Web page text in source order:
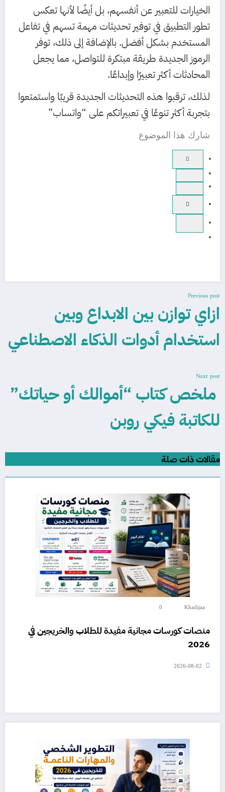
الخيارات للتعبير عن أنفسهم، بل أيضًا لأنها تعكس
تطور التطبيق في توفير تحديثات مهمة تسهم في تفاعل
المستخدم بشكل أفضل. بالإضافة إلى ذلك، توفر
الرموز الجديدة طريقة مبتكرة للتواصل، مما يجعل
المحادثات أكثر تعبيرًا وإبداعًا.
لذلك، ترقبوا هذه التحديثات الجديدة قريبًا واستمتعوا
بتجربة أكثر تنوعًا في تعبيراتكم على “واتساب”
شارك هذا الموضوع
Previous post
ازاي توازن بين الابداع وبين
استخدام أدوات الذكاء الاصطناعي
Next post
ملخص كتاب “أموالك أو حياتك”
للكاتبة فيكي روبن
مقالات ذات صلة
Khadijaa
0
منصات كورسات مجانية مفيدة للطلاب والخريجين في
2026
2026-08-02